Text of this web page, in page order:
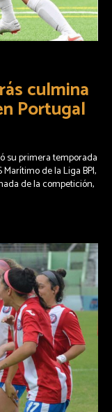
culmina
Portugal
su primera temporada
de la Liga BPI,
de la competición,